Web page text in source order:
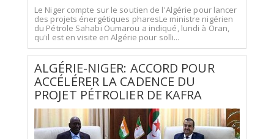
Le Niger compte sur le soutien de l'Algérie pour lancer
des projets énergétiques pharesLe ministre nigérien
du Pétrole Sahabi Oumarou a indiqué, lundi à Oran,
qu'il est en visite en Algérie pour solli...
ALGÉRIE-NIGER: ACCORD POUR
ACCÉLÉRER LA CADENCE DU
PROJET PÉTROLIER DE KAFRA